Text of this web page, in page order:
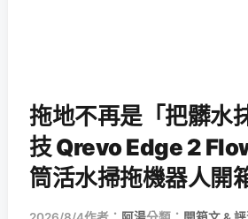
拖地不再是「把髒水
技 Qrevo Edge 2
筒活水掃拖機器人開